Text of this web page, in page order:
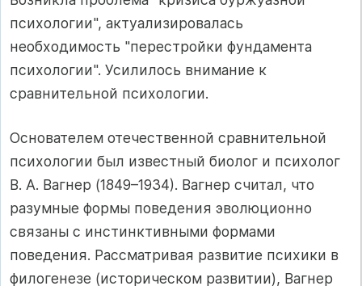
психологии", актуализировалась
необходимость "перестройки фундамента
психологии". Усилилось внимание к
сравнительной психологии.
Основателем отечественной сравнительной
психологии был известный биолог и психолог
В. А. Вагнер (1849–1934). Вагнер считал, что
разумные формы поведения эволюционно
связаны с инстинктивными формами
поведения. Рассматривая развитие психики в
филогенезе (историческом развитии), Вагнер